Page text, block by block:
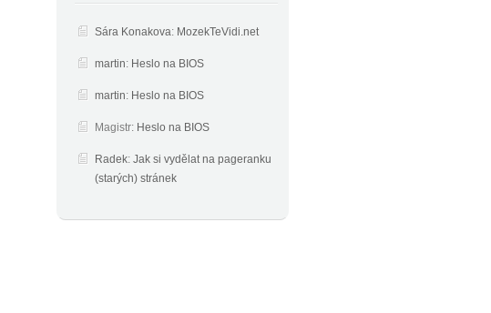
Sára Konakova: MozekTeVidi.net
martin: Heslo na BIOS
martin: Heslo na BIOS
Magistr: Heslo na BIOS
Radek: Jak si vydělat na pageranku
(starých) stránek